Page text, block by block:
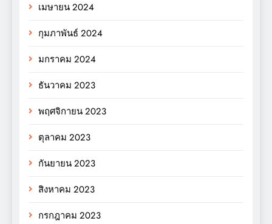
เมษายน 2024
กุมภาพันธ์ 2024
มกราคม 2024
ธันวาคม 2023
พฤศจิกายน 2023
ตุลาคม 2023
กันยายน 2023
สิงหาคม 2023
กรกฎาคม 2023